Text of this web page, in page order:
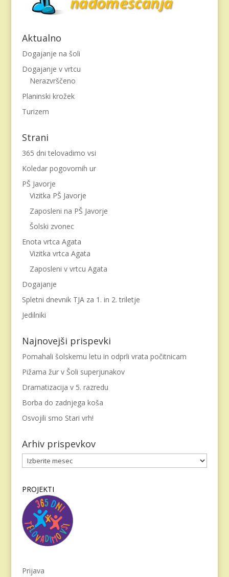
Aktualno
Dogajanje na šoli
Dogajanje v vrtcu
Nerazvrščeno
Planinski krožek
Turizem
Strani
365 dni telovadimo vsi
Koledar pogovornih ur
PŠ Javorje
Vizitka PŠ Javorje
Zaposleni na PŠ Javorje
Šolski zvonec
Enota vrtca Agata
Vizitka vrtca Agata
Zaposleni v vrtcu Agata
Dogajanje
Spletni dnevnik TJA za 1. in 2. triletje
Jedilniki
Najnovejši prispevki
Pomahali šolskemu letu in odprli vrata počitnicam
Pižama žur v Šoli superjunakov
Dramatizacija v 5. razredu
Borba do zadnjega koša
Osvojili smo Stari vrh!
Arhiv prispevkov
Arhiv
prispevkov
PROJEKTI
Prijava